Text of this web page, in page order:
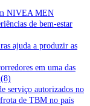
NIVEA MEN
de bem-estar
ajuda a produzir as
em uma das
serviço autorizados no
de TBM no país